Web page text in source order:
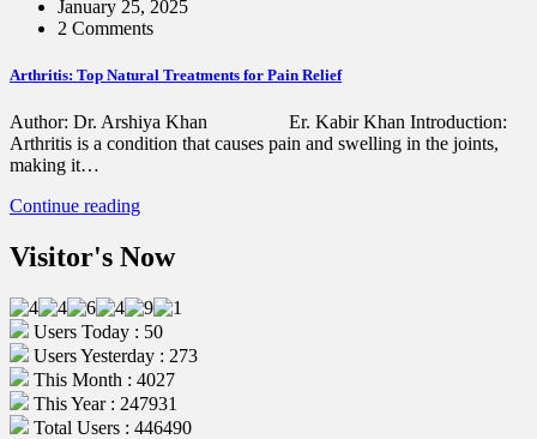
January 25, 2025
2 Comments
Arthritis: Top Natural Treatments for Pain Relief
Author: Dr. Arshiya Khan Er. Kabir Khan Introduction:
Arthritis is a condition that causes pain and swelling in the joints,
making it…
Continue reading
Visitor's Now
Users Today : 50
Users Yesterday : 273
This Month : 4027
This Year : 247931
Total Users : 446490